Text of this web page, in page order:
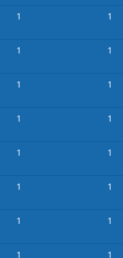
1 1
1 1
1 1
1 1
1 1
1 1
1 1
1 1